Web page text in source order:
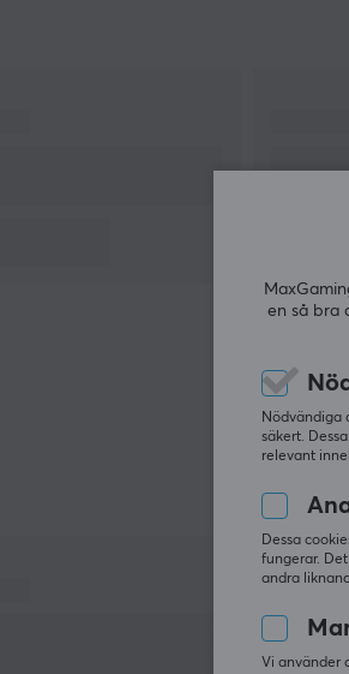
en så bra
Nödvändiga
säkert.
relevant
Dessa
fungerar.
andra
Vi använder